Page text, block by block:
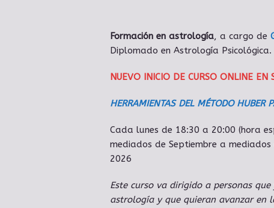
Formación en astrología, a cargo de
Diplomado en Astrología Psicológica.
NUEVO INICIO DE CURSO ONLINE EN
HERRAMIENTAS DEL MÉTODO HUBER
Cada lunes de 18:30 a 20:00 (hora
mediados de Septiembre a mediados
2026
Este curso va dirigido a personas
astrología y que quieran avanzar en